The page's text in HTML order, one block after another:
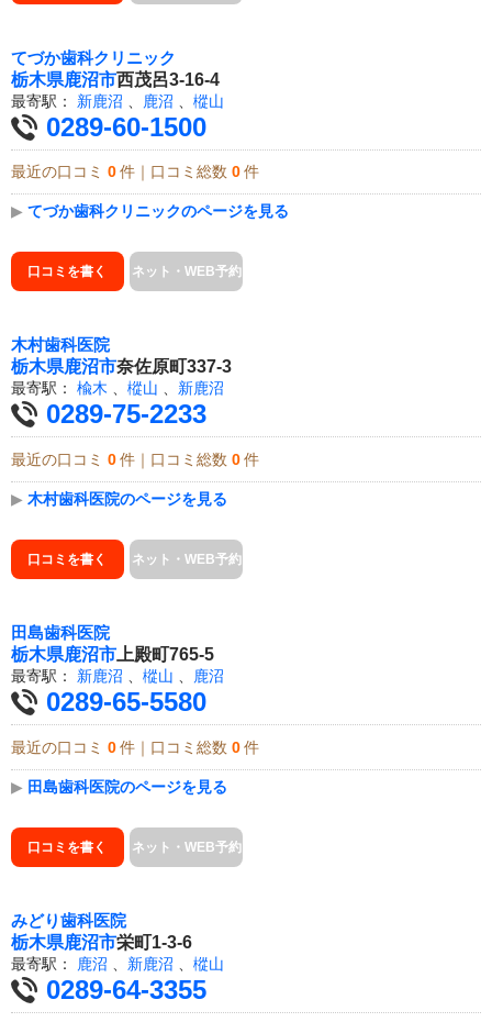
てづか歯科クリニック
栃木県鹿沼市西茂呂3-16-4
最寄駅： 新鹿沼 鹿沼 樅山
0289-60-1500
最近の口コミ 0 件｜口コミ総数 0 件
▶ てづか歯科クリニックのページを見る
口コミを書く ネット・WEB予約
木村歯科医院
栃木県鹿沼市奈佐原町337-3
最寄駅： 楡木 、 樅山 、 新鹿沼
0289-75-2233
最近の口コミ 0 件｜口コミ総数 0 件
▶ 木村歯科医院のページを見る
口コミを書く ネット・WEB予約
田島歯科医院
栃木県鹿沼市 上殿町765-5
最寄駅： 新鹿沼 樅山 鹿沼
0289-65-5580
最近の口コミ 0 件｜口コミ総数 0 件
▶ 田島歯科医院のページを見る
口コミを書く ネット・WEB予約
みどり歯科医院
栃木県鹿沼市栄町1-3-6
最寄駅： 鹿沼 新鹿沼 樅山
0289-64-3355